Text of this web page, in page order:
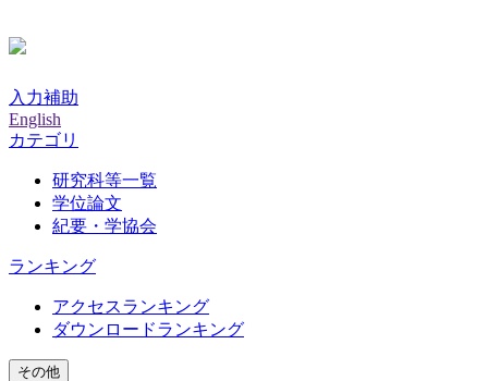
入力補助
English
カテゴリ
研究科等一覧
学位論文
紀要・学協会
ランキング
アクセスランキング
ダウンロードランキング
その他